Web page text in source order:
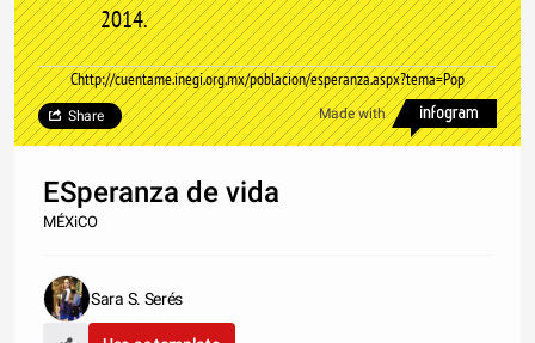
2014.
Chttp://cuentame.inegi.org.mx/poblacion/esperanza.aspx?tema=Pop
Made with
Share
ESperanza de vida
MÉXiCO
Sara S. Serés